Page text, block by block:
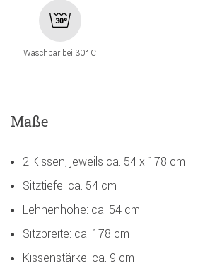
Waschbar bei 30° C
Maße
2 Kissen, jeweils ca. 54 x 178 cm
Sitztiefe: ca. 54 cm
Lehnenhöhe: ca. 54 cm
Sitzbreite: ca. 178 cm
Kissenstärke: ca. 9 cm